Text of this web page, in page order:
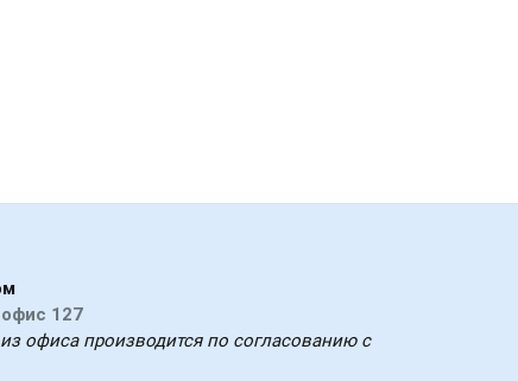
127
офиса производится по согласованию с